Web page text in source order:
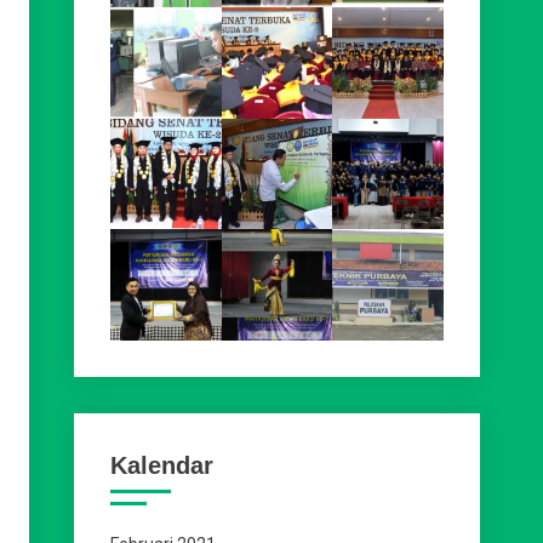
Kalendar